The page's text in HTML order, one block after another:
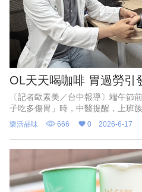
OL天天喝咖啡 胃過勞引
〔記者歐素美／台中報導〕端午節
子吃多傷胃」時，中醫提醒，上班
傷力其實不輸肉粽！光田綜合醫院
歲李姓女上班族，因長期工
樂活品味 666 0 2026-6-17